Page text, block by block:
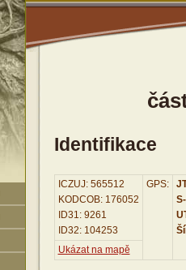
Identifikace
ICZUJ: 565512
KODCOB: 176052
ID31: 9261
ID32: 104253
GPS:
Ukázat na mapě